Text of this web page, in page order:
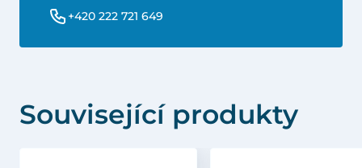
+420 222 721 649
Související produkty